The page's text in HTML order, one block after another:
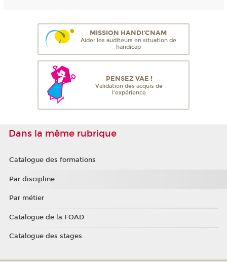
MISSION HANDI'CNAM
Aider les auditeurs en situation de
handicap
PENSEZ VAE !
Validation des acquis de
l'expérience
Dans la même rubrique
Catalogue des formations
Par discipline
Par métier
Catalogue de la FOAD
Catalogue des stages